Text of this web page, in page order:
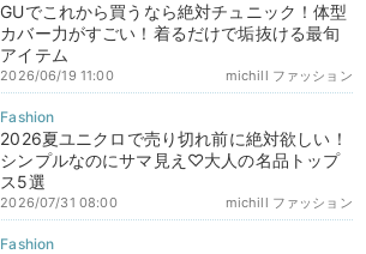
GUでこれから買うなら絶対チュニック！体型
カバー力がすごい！着るだけで垢抜ける最旬
アイテム
michill ファッション
2026/06/19 11:00
2026夏ユニクロで売り切れ前に絶対欲しい！
シンプルなのにサマ見え♡大人の名品トップ
ス5選
michill ファッション
2026/07/31 08:00